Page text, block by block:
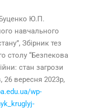
Буценко Ю.П.
навчального
Збірник тез
столу “Безпекова
стан загрози
26 вересня 2023р,
wp-